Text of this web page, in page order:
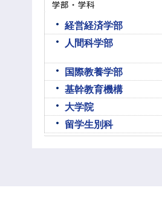
経営経済学部
人間科学部
国際教養学部
基幹教育機構
大学院
留学生別科